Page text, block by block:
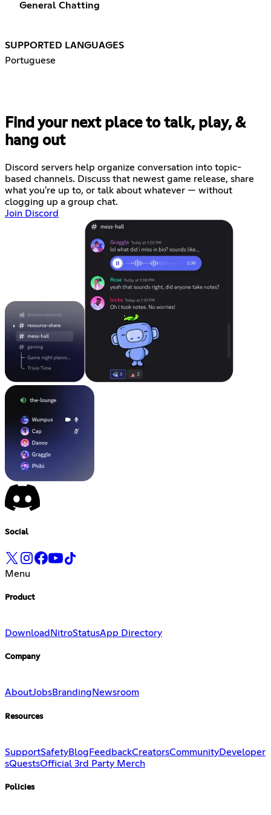
General Chatting
SUPPORTED LANGUAGES
Portuguese
Find your next place to talk, play, &
hang out
Discord servers help organize conversation into topic-
based channels. Discuss that newest game release, share
what you're up to, or talk about whatever — without
clogging up a group chat.
Join Discord
Social
Menu
Product
Download NitroStatusApp Directory
Company
AboutJobsBranding Newsroom
Resources
SupportSafetyBlog FeedbackCreatorsCommunityDeveloper
sQuestsOfficial 3rd Party Merch
Policies